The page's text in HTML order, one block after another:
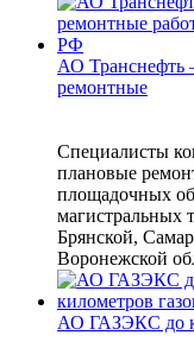
АО Транснефть
ремонтные
Специалисты
плановые
площадочных
магистральных
Брянской,
Воронежской
АО ГАЗЭКС до